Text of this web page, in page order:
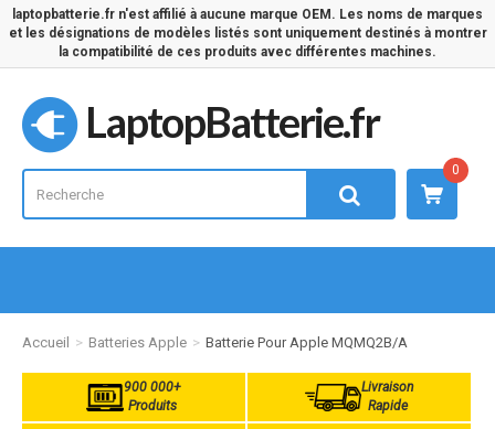
laptopbatterie.fr n'est affilié à aucune marque OEM. Les noms de marques
et les désignations de modèles listés sont uniquement destinés à montrer
la compatibilité de ces produits avec différentes machines.
LaptopBatterie.fr
0
Accueil Batteries Apple Batterie Pour Apple MQMQ2B/A
900 000+
Produits
Livraison
Rapide